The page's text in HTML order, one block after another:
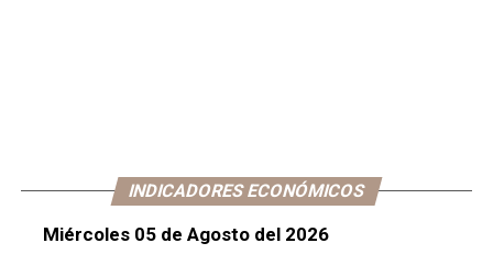
INDICADORES ECONÓMICOS
Miércoles 05 de Agosto del 2026